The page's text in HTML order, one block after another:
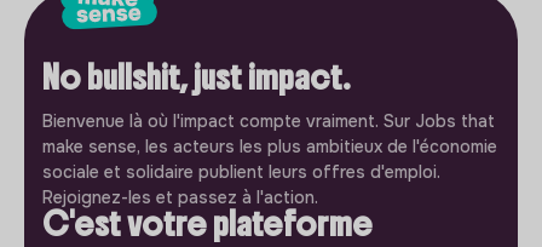
No bullshit, just impact.
Bienvenue là où l'impact compte vraiment. Sur Jobs that
make sense, les acteurs les plus ambitieux de l'économie
sociale et solidaire publient leurs offres d'emploi.
Rejoignez-les et passez à l'action.
C'est votre plateforme